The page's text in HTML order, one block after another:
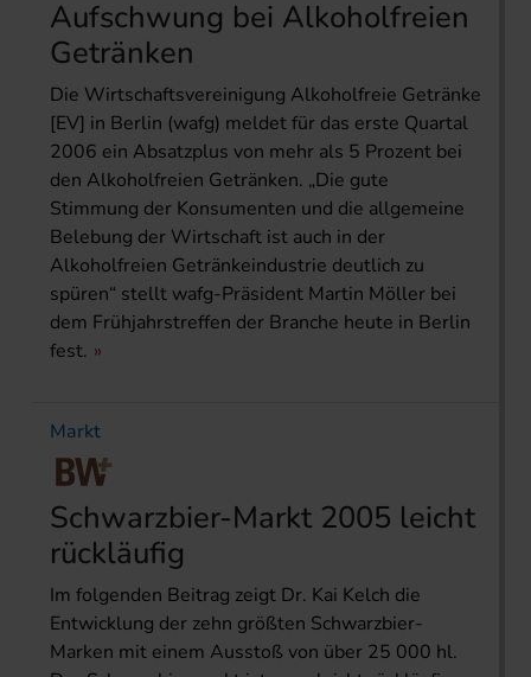
Aufschwung bei Alkoholfreien
Getränken
Die Wirtschaftsvereinigung Alkoholfreie Getränke
[EV] in Berlin (wafg) meldet für das erste Quartal
2006 ein Absatzplus von mehr als 5 Prozent bei
den Alkoholfreien Getränken. „Die gute
Stimmung der Konsumenten und die allgemeine
Belebung der Wirtschaft ist auch in der
Alkoholfreien Getränkeindustrie deutlich zu
spüren“ stellt wafg-Präsident Martin Möller bei
dem Frühjahrstreffen der Branche heute in Berlin
fest.
Markt
Schwarzbier-Markt 2005 leicht
rückläufig
Im folgenden Beitrag zeigt Dr. Kai Kelch die
Entwicklung der zehn größten Schwarzbier-
Marken mit einem Ausstoß von über 25 000 hl.